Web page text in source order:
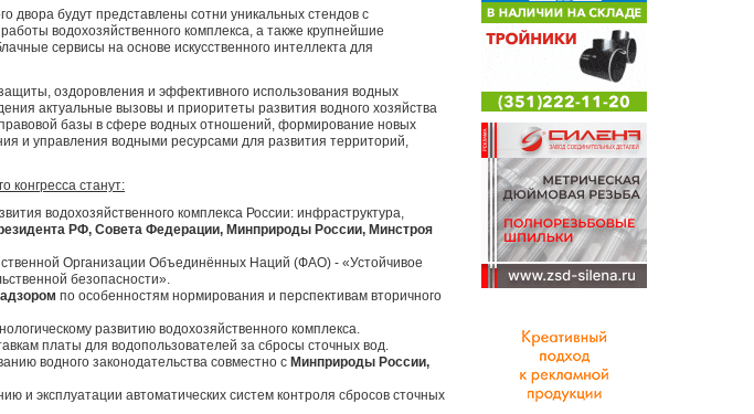
двора будут представлены сотни уникальных стендов с
водохозяйственного комплекса, а также крупнейшие
сервисы на основе искусственного интеллекта для
оздоровления и эффективного использования водных
актуальные вызовы и приоритеты развития водного хозяйства
базы в сфере водных отношений, формирование новых
и управления водными ресурсами для развития территорий,
конгресса станут:
водохозяйственного комплекса России: инфраструктура,
РФ, Совета Федерации, Минприроды России, Минстроя
Организации Объединённых Наций (ФАО) - «Устойчивое
безопасности».
по особенностям нормирования и перспективам вторичного
развитию водохозяйственного комплекса.
платы для водопользователей за сбросы сточных вод.
водного законодательства совместно с Минприроды России,
и эксплуатации автоматических систем контроля сбросов сточных